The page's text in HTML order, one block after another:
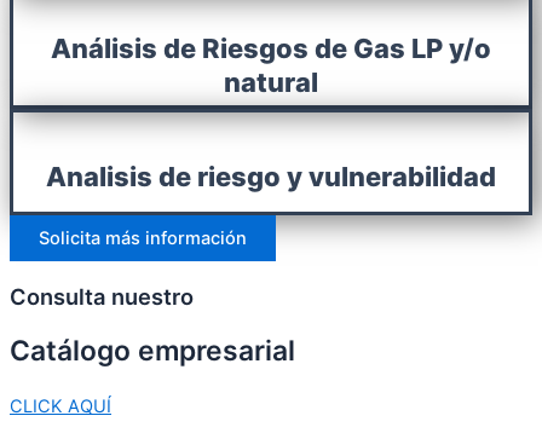
Análisis de Riesgos de Gas LP y/o
natural
Analisis de riesgo y vulnerabilidad
Solicita más información
Consulta nuestro
Catálogo empresarial
CLICK AQUÍ